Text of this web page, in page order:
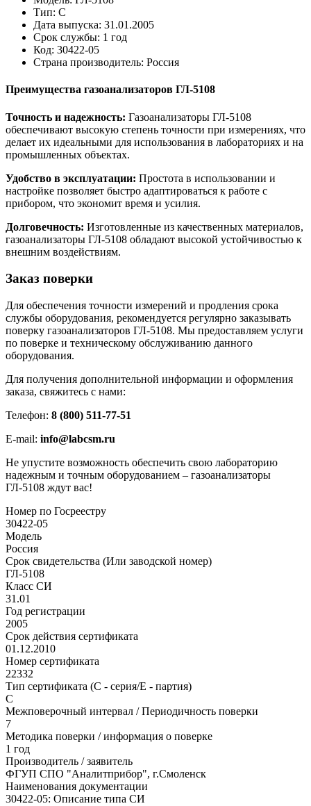
Тип: С
Дата выпуска: 31.01.2005
Срок службы: 1 год
Код: 30422-05
Страна производитель: Россия
Преимущества газоанализаторов ГЛ-5108
Точность и надежность: Газоанализаторы ГЛ-5108
обеспечивают высокую степень точности при измерениях, что
делает их идеальными для использования в лабораториях и на
промышленных объектах.
Удобство в эксплуатации: Простота в использовании и
настройке позволяет быстро адаптироваться к работе с
прибором, что экономит время и усилия.
Долговечность: Изготовленные из качественных материалов,
газоанализаторы ГЛ-5108 обладают высокой устойчивостью к
внешним воздействиям.
Заказ поверки
Для обеспечения точности измерений и продления срока
службы оборудования, рекомендуется регулярно заказывать
поверку газоанализаторов ГЛ-5108. Мы предоставляем услуги
по поверке и техническому обслуживанию данного
оборудования.
Для получения дополнительной информации и оформления
заказа, свяжитесь с нами:
Телефон: 8 (800) 511-77-51
E-mail: info@labcsm.ru
Не упустите возможность обеспечить свою лабораторию
надежным и точным оборудованием – газоанализаторы
ГЛ-5108 ждут вас!
Номер по Госреестру
30422-05
Модель
Россия
Срок свидетельства (Или заводской номер)
ГЛ-5108
Класс СИ
31.01
Год регистрации
2005
Срок действия сертификата
01.12.2010
Номер сертификата
22332
Тип сертификата (C - серия/E - партия)
С
Межповерочный интервал / Периодичность поверки
7
Методика поверки / информация о поверке
1 год
Производитель / заявитель
ФГУП СПО "Аналитприбор", г.Смоленск
Наименования документации
30422-05: Описание типа СИ